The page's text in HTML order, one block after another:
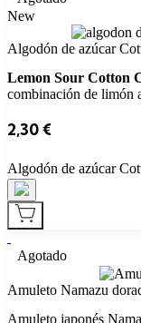
New
Algodón de azúcar
Lemon Sour Cotton
combinación de limón
2,30€
Algodón de azúcar
Agotado
Amuleto Namazu
Amuleto japonés